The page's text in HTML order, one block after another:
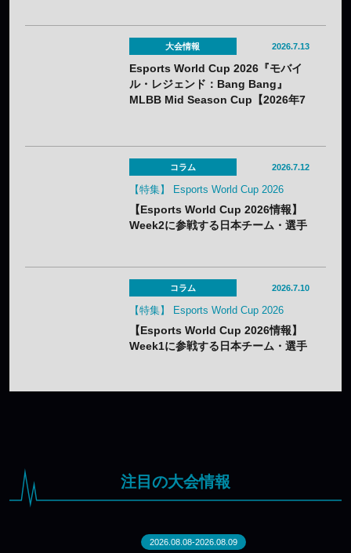
大会情報 2026.7.13
Esports World Cup 2026『モバイ
ル・レジェンド：Bang Bang』
MLBB Mid Season Cup【2026年7
コラム 2026.7.12
【特集】 Esports World Cup 2026
【Esports World Cup 2026情報】
Week2に参戦する日本チーム・選手
コラム 2026.7.10
【特集】 Esports World Cup 2026
【Esports World Cup 2026情報】
Week1に参戦する日本チーム・選手
注目の大会情報
2026.08.08-2026.08.09